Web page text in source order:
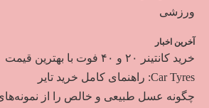
ورزشی
آخرین اخبار
خرید کانتینر ۲۰ و ۴۰ فوت با بهترین قیمت
Car Tyres: راهنمای کامل خرید تایر
چگونه عسل طبیعی و خالص را از